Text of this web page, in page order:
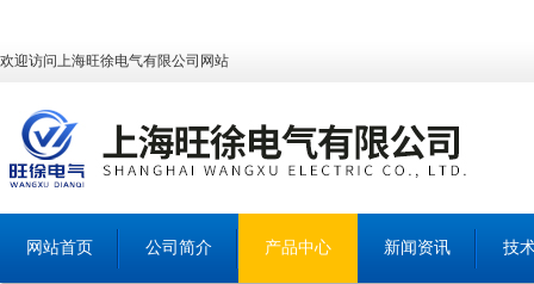
欢迎访问上海旺徐电气有限公司网站
网站首页 公司简介 产品中心 新闻资讯 技